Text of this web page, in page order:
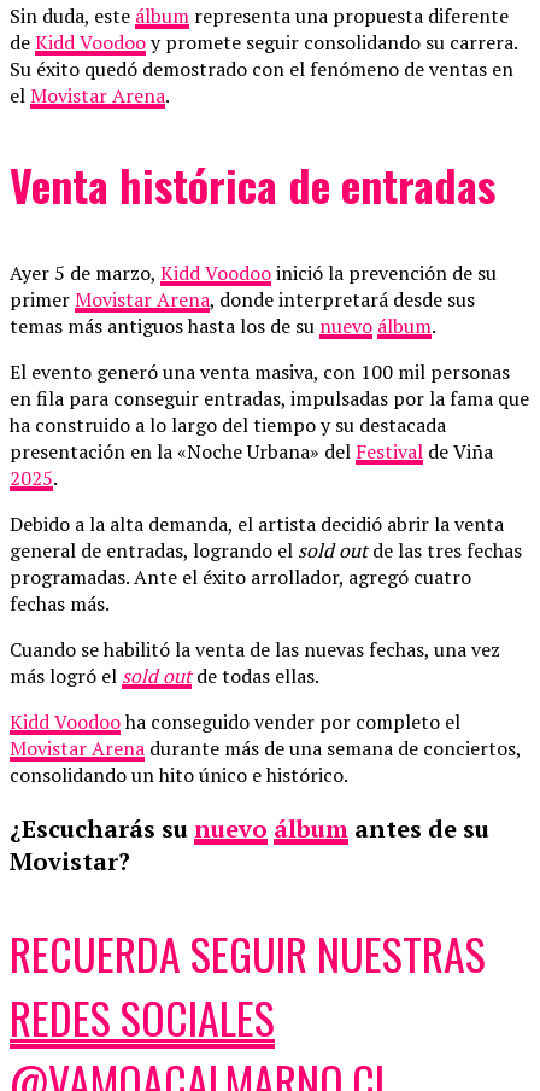
Sin duda, este álbum representa una propuesta diferente
deKidd Voodooy promete seguir consolidando su carrera.
Su éxito quedó demostrado con el fenómeno de ventas en
elMovistar Arena.
Venta histórica de entradas
Ayer 5 de marzo, Kidd Voodooinició la prevención de su
primerMovistar Arena, donde interpretará desde sus
temas más antiguos hasta los de su nuevo álbum.
El evento generó una venta masiva, con 100 mil personas
en fila para conseguir entradas, impulsadas por la fama que
ha construido a lo largo del tiempo y su destacada
presentación en la «Noche Urbana» del Festival de Viña
2025.
Debido a la alta demanda, el artista decidió abrir la venta
general de entradas, logrando el sold outde las tres fechas
programadas. Ante el éxito arrollador, agregó cuatro
fechas más.
Cuando se habilitó la venta de las nuevas fechas, una vez
más logró el sold outde todas ellas.
Kidd Voodooha conseguido vender por completo el
Movistar Arena durante más de una semana de conciertos,
consolidando un hito único e histórico.
¿Escucharás sunuevo álbum antes de su
Movistar?
RECUERDA SEGUIR NUESTRAS
REDES SOCIALES